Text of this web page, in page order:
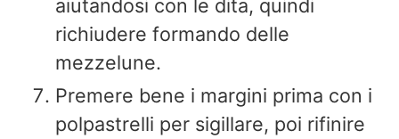
aiutandosi con le dita, quindi
richiudere formando delle
mezzelune.
Premere bene i margini prima con i
polpastrelli per sigillare, poi rifinire